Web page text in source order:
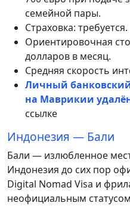
семейной пары.
Страховка: требуется.
Ориентировочная
долларов в месяц.
Средняя скорость
Личный банковский
на Маврикии
ссылке
Индонезия — Бали
Бали — излюбленное
Индонезия до сих пор
Digital Nomad Visa и
неофициальным